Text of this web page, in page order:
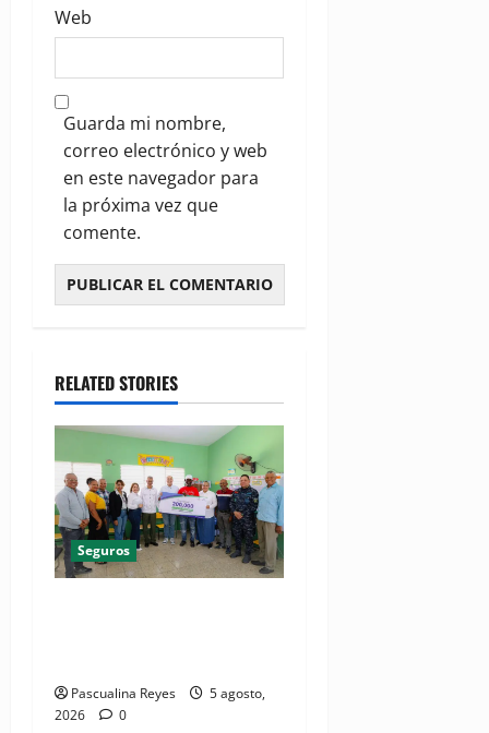
Web
Guarda mi nombre,
correo electrónico y web
en este navegador para
la próxima vez que
comente.
RELATED STORIES
Seguros
Pascualina Reyes
5 agosto,
2026
0